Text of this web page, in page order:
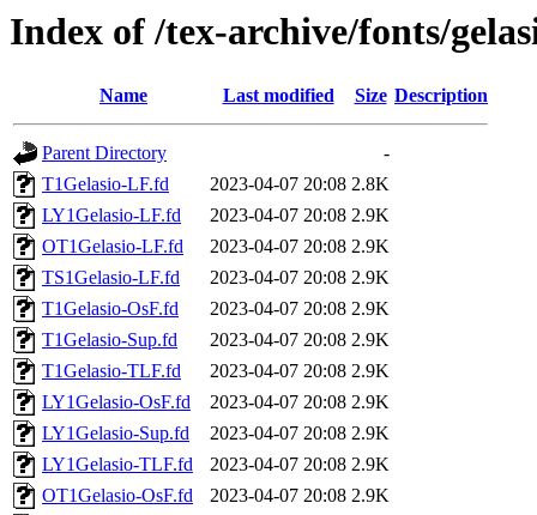
Index of /tex-archive/fonts/
Name Last modified Size Description
Parent Directory
-
T1Gelasio-LF.fd
2023-04-07 20:08 2.8K
LY1Gelasio-LF.fd
2023-04-07 20:08 2.9K
OT1Gelasio-LF.fd
2023-04-07 20:08 2.9K
TS1Gelasio-LF.fd
2023-04-07 20:08 2.9K
T1Gelasio-OsF.fd
2023-04-07 20:08 2.9K
T1Gelasio-Sup.fd
2023-04-07 20:08 2.9K
T1Gelasio-TLF.fd
2023-04-07 20:08 2.9K
LY1Gelasio-OsF.fd
2023-04-07 20:08 2.9K
LY1Gelasio-Sup.fd
2023-04-07 20:08 2.9K
LY1Gelasio-TLF.fd
2023-04-07 20:08 2.9K
OT1Gelasio-OsF.fd
2023-04-07 20:08 2.9K